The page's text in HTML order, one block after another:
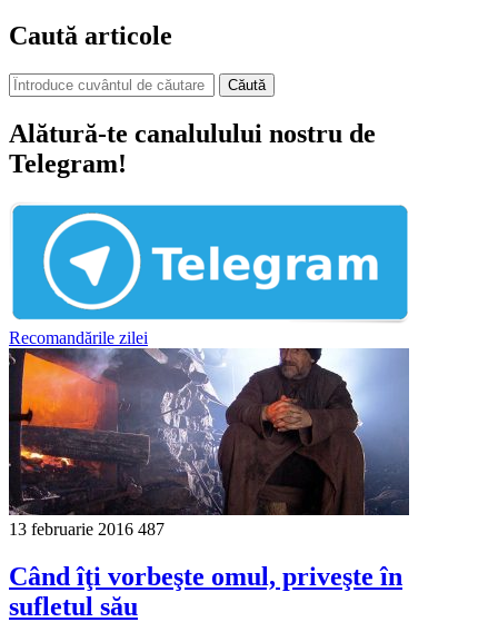
Caută articole
Căută
Alătură-te canalulului nostru de
Telegram!
Recomandările zilei
13 februarie 2016 487
Când îţi vorbeşte omul, priveşte în
sufletul său